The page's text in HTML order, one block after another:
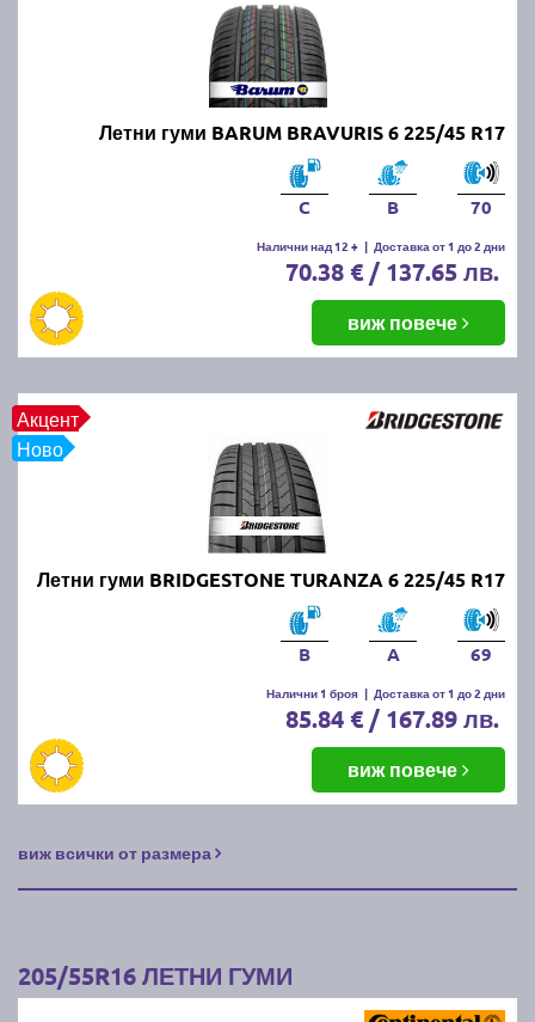
безплатна доставка, но предлага експресна
доставка до всички точки на страната.
Възползвайте се от директна доставка до Варна,
Пловдив, Бургас, София, Стара Загора, Велико
Търново, Русе, Плевен, Ловеч, Видин,
Благоевград, Кюстендил, Перник, Хасково,
Силистра, Добрич и други градове.
Летни гуми BARUM BRAVURIS 6 225/45 R17
C B 70
Налични над 12 + | Доставка от 1 до 2 дни
70.38 € / 137.65 лв.
виж повече
Акцент
Ново
Летни гуми BRIDGESTONE TURANZA 6 225/45 R17
B A 69
Налични 1 броя | Доставка от 1 до 2 дни
85.84 € / 167.89 лв.
виж повече
виж всички от размера
205/55R16 ЛЕТНИ ГУМИ